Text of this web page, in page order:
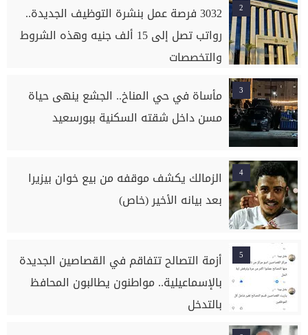
2
3032 فرصة عمل بنشرة التوظيف الجديدة..
رواتب تصل إلى 15 ألف جنيه وهذه الشروط
والتخصصات
3
مأساة في حي المناخ.. الجشع ينهى حياة
مسن داخل شقته السكنية ببورسعيد
4
الزمالك يكشف موقفه من بيع خوان بيزيرا
بعد بيانه الأخير (خاص)
5
أزمة التصالح تتفاقم في القصاصين الجديدة
بالإسماعيلية.. مواطنون يطالبون المحافظ
بالتدخل